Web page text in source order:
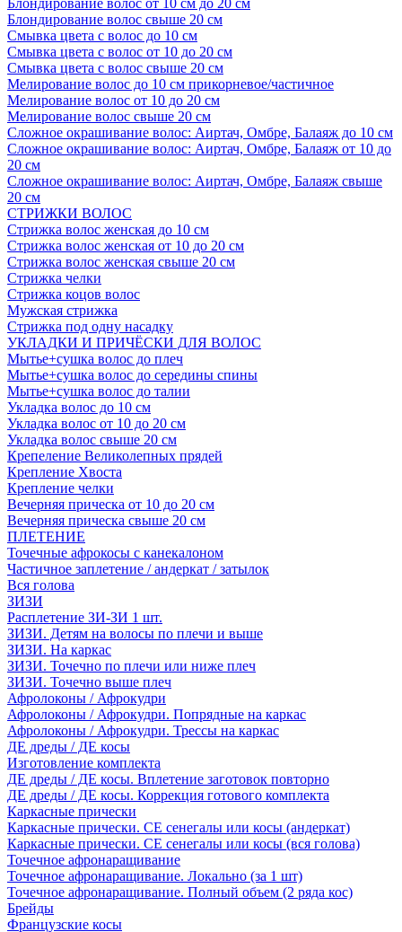
Блондирование волос от 10 см до 20 см
Блондирование волос свыше 20 см
Смывка цвета с волос до 10 см
Смывка цвета с волос от 10 до 20 см
Смывка цвета с волос свыше 20 см
Мелирование волос до 10 см прикорневое/частичное
Мелирование волос от 10 до 20 см
Мелирование волос свыше 20 см
Сложное окрашивание волос: Аиртач, Омбре, Балаяж до 10 см
Сложное окрашивание волос: Аиртач, Омбре, Балаяж от 10 до
20 см
Сложное окрашивание волос: Аиртач, Омбре, Балаяж свыше
20 см
СТРИЖКИ ВОЛОС
Стрижка волос женская до 10 см
Стрижка волос женская от 10 до 20 см
Стрижка волос женская свыше 20 см
Стрижка челки
Стрижка коцов волос
Мужская стрижка
Стрижка под одну насадку
УКЛАДКИ И ПРИЧЁСКИ ДЛЯ ВОЛОС
Мытье+сушка волос до плеч
Мытье+сушка волос до середины спины
Мытье+сушка волос до талии
Укладка волос до 10 см
Укладка волос от 10 до 20 см
Укладка волос свыше 20 см
Крепеление Великолепных прядей
Крепление Хвоста
Крепление челки
Вечерняя прическа от 10 до 20 см
Вечерняя прическа свыше 20 см
ПЛЕТЕНИЕ
Точечные афрокосы с канекалоном
Частичное заплетение / андеркат / затылок
Вся голова
ЗИЗИ
Расплетение ЗИ-ЗИ 1 шт.
ЗИЗИ. Детям на волосы по плечи и выше
ЗИЗИ. На каркас
ЗИЗИ. Точечно по плечи или ниже плеч
ЗИЗИ. Точечно выше плеч
Афролоконы / Афрокудри
Афролоконы / Афрокудри. Попрядные на каркас
Афролоконы / Афрокудри. Трессы на каркас
ДЕ дреды / ДЕ косы
Изготовление комплекта
ДЕ дреды / ДЕ косы. Вплетение заготовок повторно
ДЕ дреды / ДЕ косы. Коррекция готового комплекта
Каркасные прически
Каркасные прически. СЕ сенегалы или косы (андеркат)
Каркасные прически. СЕ сенегалы или косы (вся голова)
Точечное афронаращивание
Точечное афронаращивание. Локально (за 1 шт)
Точечное афронаращивание. Полный объем (2 ряда кос)
Брейды
Французские косы